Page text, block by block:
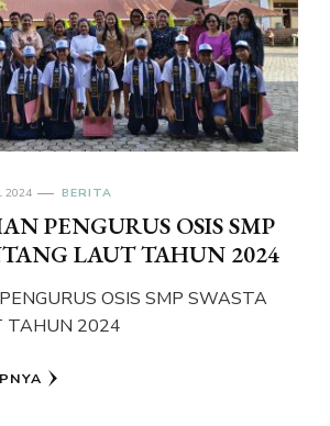
2024 BERITA
PENGURUS OSIS SMP
LAUT TAHUN 2024
OSIS SMP SWASTA
TAHUN 2024